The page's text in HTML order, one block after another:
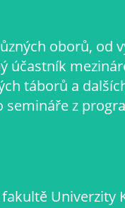
oborů, od
účastník
táborů a
semináře z
Univerzity